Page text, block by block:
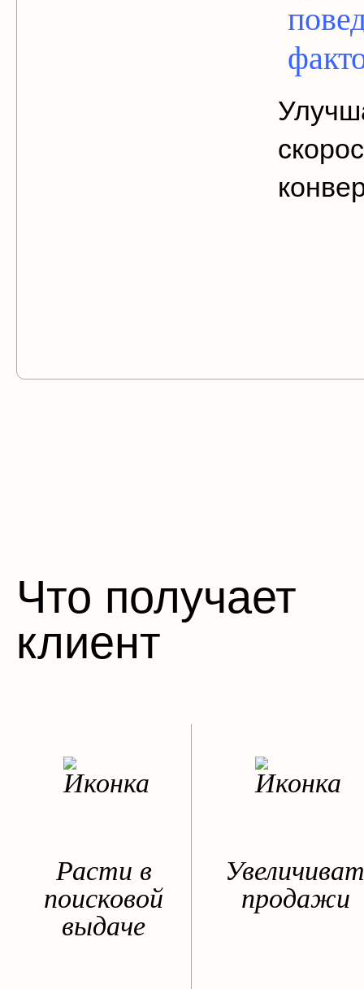
Что получает
клиент
Расти в
поисковой
выдаче
продажи